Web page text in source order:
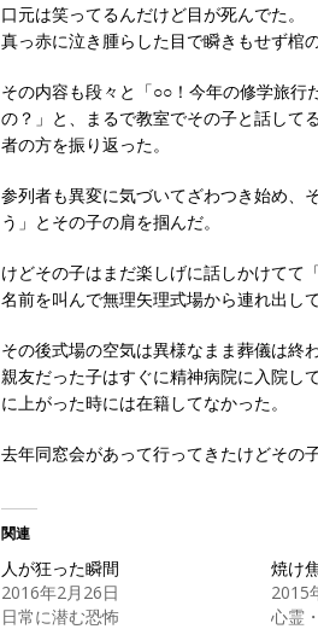
口元は笑ってるんだけど目が死んでた。
真っ赤に泣き腫らした目で瞬きもせず棺
その内容も段々と「○○！今年の修学旅行
の？」と、まるで教室でその子と話して
者の方を振り返った。
参列者も異変に気づいてざわつき始め、
う」とその子の肩を掴んだ。
けどその子はまだ楽しげに話しかけてて
名前を叫んで無理矢理式場から連れ出して
その後式場の空気は異様なまま葬儀は終わ
親友だった子はすぐに精神病院に入院し
に上がった時には在籍してなかった。
去年同窓会があって行ってきたけどその
関連
人が狂った瞬間
2016年2月26日
日常に潜む恐怖
焼け
2015
心霊